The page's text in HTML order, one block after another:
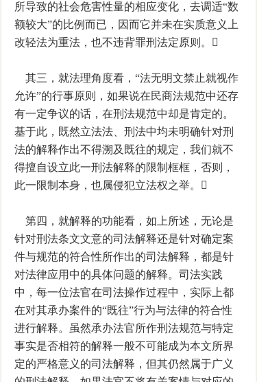
所导致的社会危害性量的相应变化，去调适“数
额较大”的比例而已，因而它并未在实质意义上
改轻法为重法，也不违背罪刑法定原则。
其三，就法理角度看，“法无明文禁止就视作
允许”的行事原则，如果说在民商法规范中还存
有一定争议的话，在刑法规范中却是肯定的。
基于此，既然立法法、刑法中均未明确针对刑
法的解释作出不得溯及既往的规定，我们就不
得擅自设立此一刑法解释的限制框框，否则，
此一限制本身，也属侵犯立法权之举。
第四，就解释的功能看，如上所述，无论是
针对刑法条文文意的司法解释还是针对确定案
件与规范的符合性所作出的司法解释，都是针
对法律应用中的具体问题的解释。司法实践
中，每一位法官在司法操作过程中，实际上都
在对其承办案件的“既往”行为与法律的符合性
进行解释。虽然承办法官所作刑法规范与特定
事实是否相符的解释一般不可能成为本文所界
定的严格意义的司法解释，但其仍然属于广义